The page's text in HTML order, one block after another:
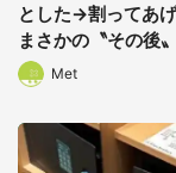
とした→割ってあ
まさかの〝その後
驚がく
Met